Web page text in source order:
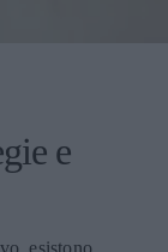
e
esistono